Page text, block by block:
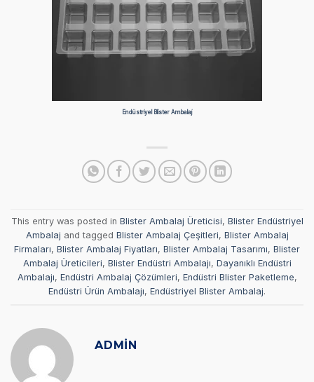
Endüstriyel Blister Ambalaj
This entry was posted in Blister Ambalaj Üreticisi, Blister Endüstriyel
Ambalaj and tagged Blister Ambalaj Çeşitleri, Blister Ambalaj
Firmaları, Blister Ambalaj Fiyatları, Blister Ambalaj Tasarımı, Blister
Ambalaj Üreticileri, Blister Endüstri Ambalajı, Dayanıklı Endüstri
Ambalajı, Endüstri Ambalaj Çözümleri, Endüstri Blister Paketleme,
Endüstri Ürün Ambalajı, Endüstriyel Blister Ambalaj.
ADMIN